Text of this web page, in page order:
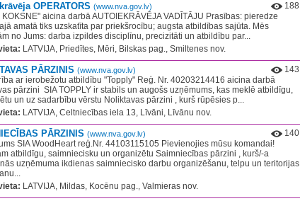
OPERATORS (www.nva.gov.lv)
188
KOKSNE" aicina darbā AUTOIEKRĀVĒJA VADĪTĀJU Prasības: pieredze
amatā tiks uzskatīta par priekšrocību; augsta atbildības sajūta. Mēs
no Jums: darba izpildes disciplīnu, precizitāti un atbildību par...
LATVIJA, Priedītes, Mēri, Bilskas pag., Smiltenes nov.
PĀRZINIS (www.nva.gov.lv)
143
ar ierobežotu atbildību "Topply" Reģ. Nr. 40203214416 aicina darbā
pārzini ​ SIA TOPPLY ir stabils un augošs uzņēmums, kas meklē atbildīgu,
un uz sadarbību vērstu Noliktavas pārzini , kurš rūpēsies p...
LATVIJA, Celtniecības iela 13, Līvāni, Līvānu nov.
PĀRZINIS (www.nva.gov.lv)
140
SIA WoodHeart reģ.Nr. 44103115105 Pievienojies mūsu komandai!
atbildīgu, saimniecisku un organizētu Saimniecības pārzini , kurš/-a
uzņēmuma ikdienas saimniecisko darbu organizēšanu, telpu un teritorijas
LATVIJA, Mildas, Kocēnu pag., Valmieras nov.